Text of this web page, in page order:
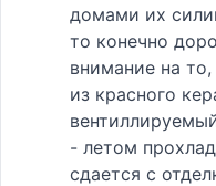
домами их
то конечно
внимание на
из красного
- летом
сдается с